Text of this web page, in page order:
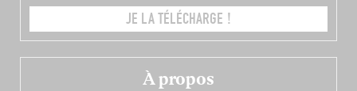
À propos
JE LA TÉLÉCHARGE !